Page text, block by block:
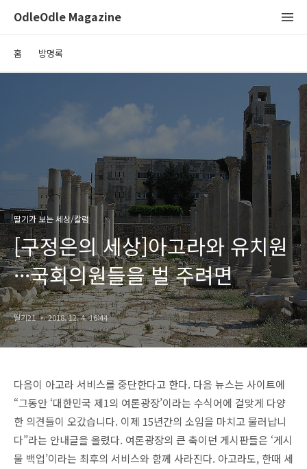
OdleOdle Magazine
홈 방명록
딸기가 보는 세상/칼럼
[구정은의 세상]아고라와 유치원
···국회의원들을 벌 주려면
딸기21 2018. 12. 4. 16:44
다음이 아고라 서비스를 중단한다고 한다. 다음 뉴스는 사이트에
“그동안 ‘대한민국 제1의 여론광장’이라는 수식어에 걸맞게 다양
한 의견들이 오갔습니다. 이제 15년간의 소임을 마치고 물러납니
다”라는 안내글을 올렸다. 여론광장의 큰 축이던 게시판들은 ‘게시
물 백업’이라는 최후의 서비스와 함께 사라진다. 아고라도, 한때 세